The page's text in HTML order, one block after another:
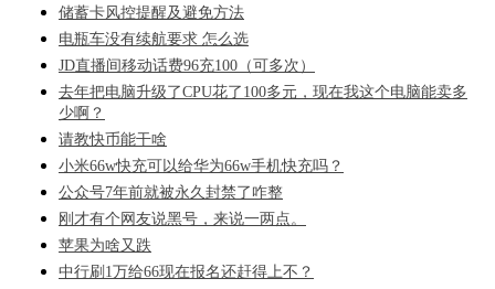
储蓄卡风控提醒及避免方法
电瓶车没有续航要求 怎么选
JD直播间移动话费96充100（可多次）
去年把电脑升级了CPU花了100多元，现在我这个电脑能卖多
少啊？
请教快币能干啥
小米66w快充可以给华为66w手机快充吗？
公众号7年前就被永久封禁了咋整
刚才有个网友说黑号，来说一两点。
苹果为啥又跌
中行刷1万给66现在报名还赶得上不？